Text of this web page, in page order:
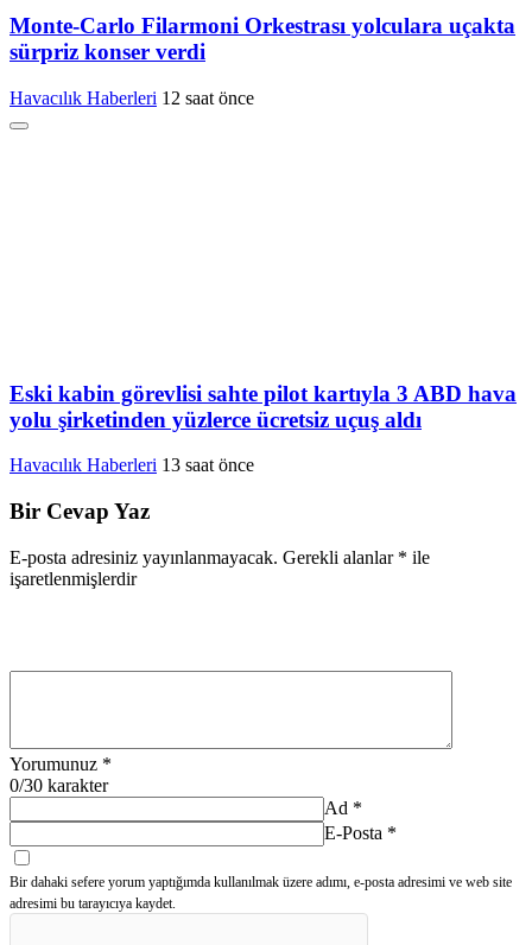
Monte-Carlo Filarmoni Orkestrası yolculara uçakta
sürpriz konser verdi
Havacılık Haberleri 12 saat önce
Eski kabin görevlisi sahte pilot kartıyla 3 ABD hava
yolu şirketinden yüzlerce ücretsiz uçuş aldı
Havacılık Haberleri 13 saat önce
Bir Cevap Yaz
E-posta adresiniz yayınlanmayacak. Gerekli alanlar * ile
işaretlenmişlerdir
Yorumunuz *
0/30 karakter
Ad *
E-Posta *
Bir dahaki sefere yorum yaptığımda kullanılmak üzere adımı, e-posta adresimi ve web site
adresimi bu tarayıcıya kaydet.